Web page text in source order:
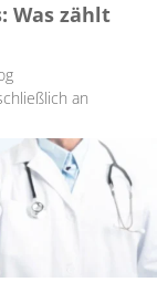
Was zählt
an